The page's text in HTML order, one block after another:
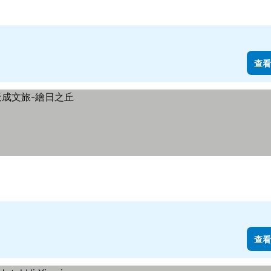
查
查